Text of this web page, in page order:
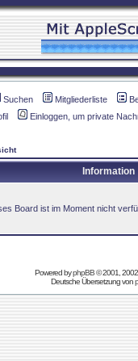
Suchen Mitgliederliste
Einloggen, um private
Information
Board ist im Moment nicht
Powered byphpBB© 2001,
Deutsche Übersetzung von